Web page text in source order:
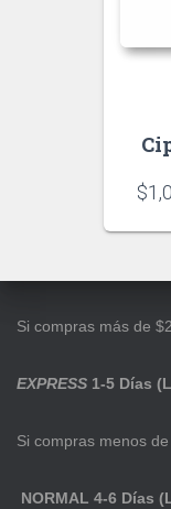
$
Si compras más de
EXPRESS 1-5 Días
Si compras menos
NORMAL 4-6 Días